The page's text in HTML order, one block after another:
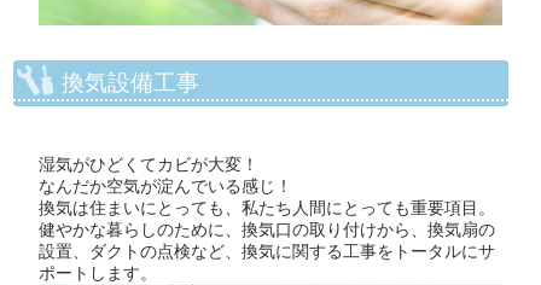
換気設備工事
湿気がひどくてカビが大変！
なんだか空気が淀んでいる感じ！
換気は住まいにとっても、私たち人間にとっても重要項目。
健やかな暮らしのために、換気口の取り付けから、換気扇の
設置、ダクトの点検など、換気に関する工事をトータルにサ
ポートします。